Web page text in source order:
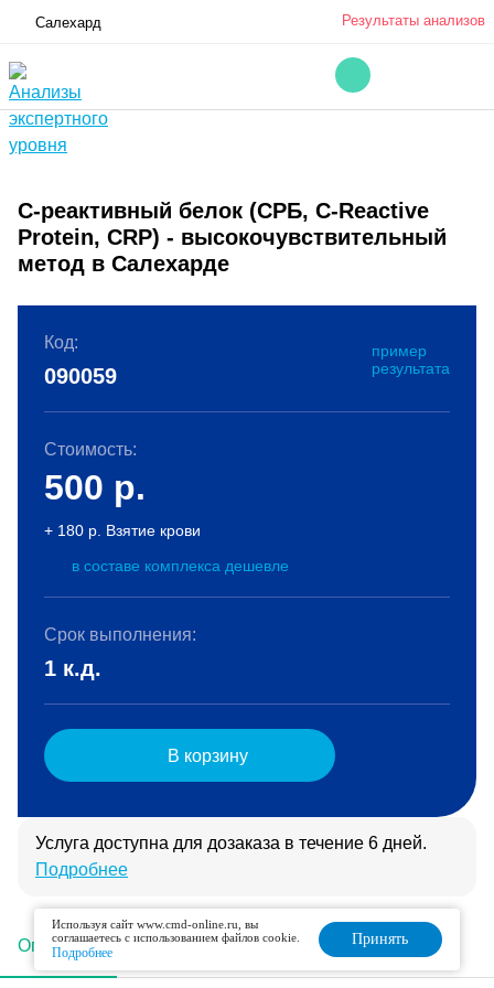
Салехард Результаты анализов
C-реактивный белок (СРБ, C-Reactive
Protein, CRP) - высокочувствительный
метод в Салехарде
Описание Подготовка Интерпретация
Код:
пример
результата
090059
Стоимость:
500 р.
+ 180 р. Взятие крови
в составе комплекса дешевле
Срок выполнения:
1 к.д.
В корзину
Услуга доступна для дозаказа в течение 6 дней.
Подробнее
Используя сайт www.cmd-online.ru, вы
соглашаетесь с использованием файлов cookie.
Подробнее
Принять